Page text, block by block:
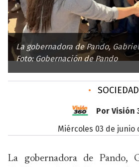
La gobernadora de Pando,
Foto: Gobernación de Pando
• SOCIEDAD
Por Visión
miércoles 03 de junio
La gobernadora de Pando,